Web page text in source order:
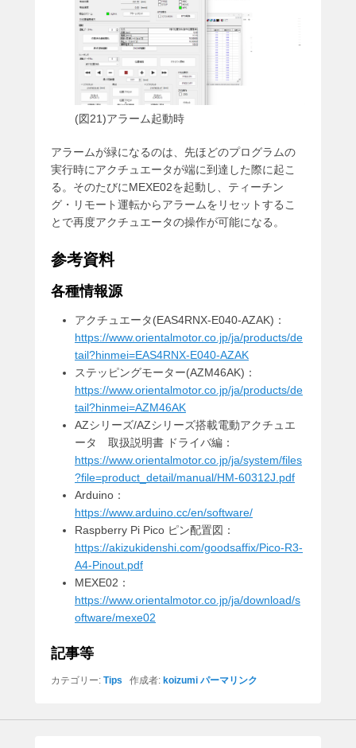
(図21)アラーム起動時
アラームが緑になるのは、先ほどのプログラムの
実行時にアクチュエータが端に到達した際に起こ
る。そのたびにMEXE02を起動し、ティーチン
グ・リモート運転からアラームをリセットするこ
とで再度アクチュエータの操作が可能になる。
参考資料
各種情報源
アクチュエータ(EAS4RNX-E040-AZAK)：
https://www.orientalmotor.co.jp/ja/products/de
tail?hinmei=EAS4RNX-E040-AZAK
ステッピングモーター(AZM46AK)：
https://www.orientalmotor.co.jp/ja/products/de
tail?hinmei=AZM46AK
AZシリーズ/AZシリーズ搭載電動アクチュエ
ータ 取扱説明書 ドライバ編：
https://www.orientalmotor.co.jp/ja/system/files
?file=product_detail/manual/HM-60312J.pdf
Arduino：
https://www.arduino.cc/en/software/
Raspberry Pi Pico ピン配置図：
https://akizukidenshi.com/goodsaffix/Pico-R3-
A4-Pinout.pdf
MEXE02：
https://www.orientalmotor.co.jp/ja/download/s
oftware/mexe02
記事等
カテゴリー: Tips 作成者: koizumi パーマリンク